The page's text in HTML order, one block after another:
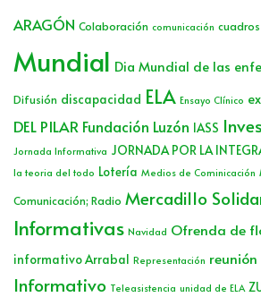
ARAGÓN Colaboración comunicación cuadros
Mundial Dia Mundial de las
Difusión discapacidad ELA Ensayo Clínico
DEL PILAR Fundación Luzón IASS
Jornada Informativa JORNADA POR LA
la teoria del todo Lotería Medios de Cominicación
Comunicación; Radio Mercadillo
Informativas Navidad Ofrenda de
informativo Arrabal Representación reunión
Informativo Teleasistencia unidad de ELA